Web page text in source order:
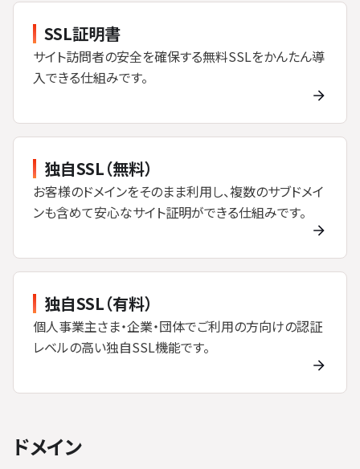
SSL証明書
サイト訪問者の安全を確保する無料SSLをかんたん導
入できる仕組みです。
独自SSL（無料）
お客様のドメインをそのまま利用し、複数のサブドメイ
ンも含めて安心なサイト証明ができる仕組みです。
独自SSL（有料）
個人事業主さま・企業・団体でご利用の方向けの認証
レベルの高い独自SSL機能です。
ドメイン